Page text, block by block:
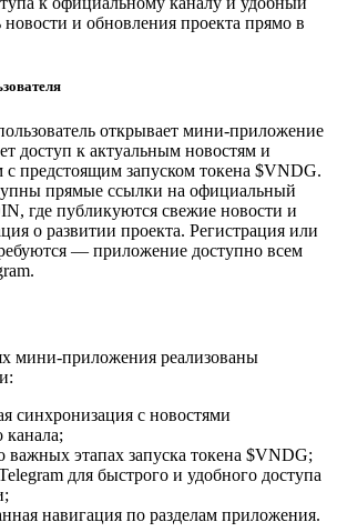
новости и обновления проекта прямо в
открывает мини-приложение
доступ к актуальным новостям и
с предстоящим запуском токена $VNDG.
прямые ссылки на официальный
где публикуются свежие новости и
о развитии проекта. Регистрация или
— приложение доступно всем
мини-приложения реализованы
синхронизация с новостями
канала;
важных этапах запуска токена $VNDG;
для быстрого и удобного доступа
навигация по разделам приложения.